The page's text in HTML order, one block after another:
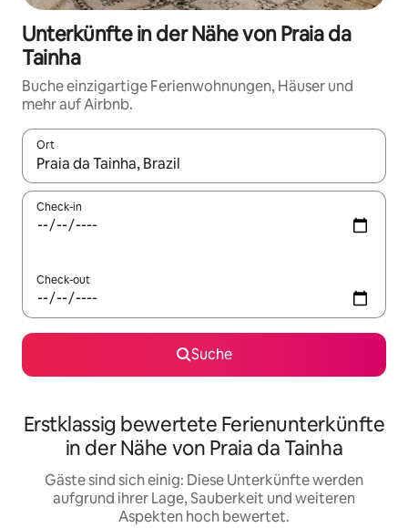
Unterkünfte in der Nähe von Praia da
Tainha
Buche einzigartige Ferienwohnungen, Häuser und
mehr auf Airbnb.
Ort
Wenn Ergebnisse verfügbar sind, navigiere mit den
Check-in
Check-out
Suche
Erstklassig bewertete Ferienunterkünfte
in der Nähe von Praia da Tainha
Gäste sind sich einig: Diese Unterkünfte werden
aufgrund ihrer Lage, Sauberkeit und weiteren
Aspekten hoch bewertet.